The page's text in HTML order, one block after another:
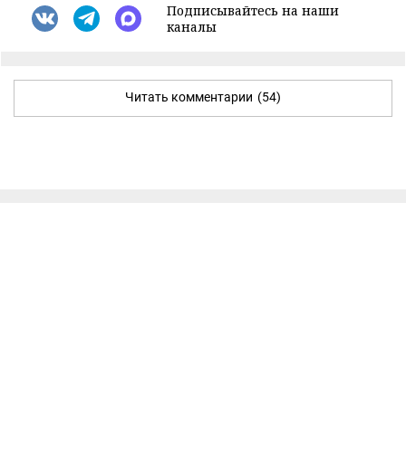
Подписывайтесь на наши
каналы
Читать комментарии (54)